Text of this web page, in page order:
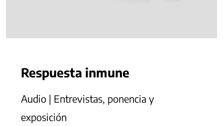
Respuesta inmune
Audio | Entrevistas, ponencia y
exposición